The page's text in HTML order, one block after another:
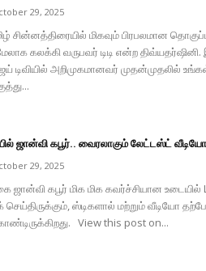
29, 2025
சின்னத்திரையில் மிகவும் பிரபலமான
கலக்கி வருபவர் டிடி என்ற
டிவியில் அறிமுகமானவர் முதன்முதலில்
ஜான்வி கபூர்.. வைரலாகும் லேட்டஸ்ட்
29, 2025
ஜான்வி கபூர் மிக மிக கவர்ச்சியான
செய்திருக்கும், ஸ்டிகளால் மற்றும் வீடியோ
View this post on...